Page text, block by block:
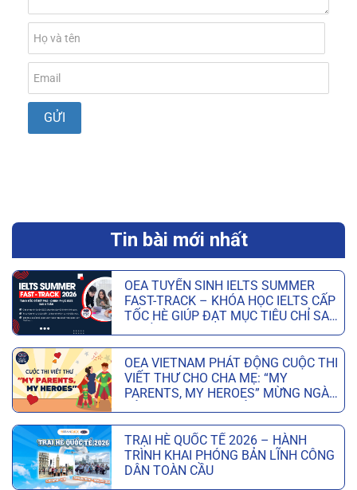
Tin bài mới nhất
OEA TUYỂN SINH IELTS SUMMER
FAST-TRACK – KHÓA HỌC IELTS CẤP
TỐC HÈ GIÚP ĐẠT MỤC TIÊU CHỈ SAU
OEA VIETNAM PHÁT ĐỘNG CUỘC THI
VIẾT THƯ CHO CHA MẸ: “MY
PARENTS, MY HEROES” MỪNG NGÀY
TRẠI HÈ QUỐC TẾ 2026 – HÀNH
TRÌNH KHAI PHÓNG BẢN LĨNH CÔNG
DÂN TOÀN CẦU